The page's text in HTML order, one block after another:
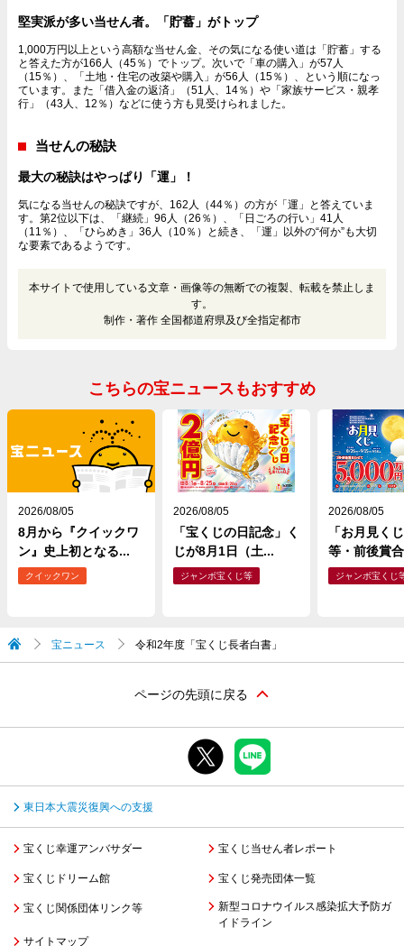
堅実派が多い当せん者。「貯蓄」がトップ
1,000万円以上という高額な当せん金、その気になる使い道は「貯蓄」する
と答えた方が166人（45％）でトップ。次いで「車の購入」が57人
（15％）、「土地・住宅の改築や購入」が56人（15％）、という順になっ
ています。また「借入金の返済」（51人、14％）や「家族サービス・親孝
行」（43人、12％）などに使う方も見受けられました。
当せんの秘訣
最大の秘訣はやっぱり「運」！
気になる当せんの秘訣ですが、162人（44％）の方が「運」と答えていま
す。第2位以下は、「継続」96人（26％）、「日ごろの行い」41人
（11％）、「ひらめき」36人（10％）と続き、「運」以外の“何か”も大切
な要素であるようです。
本サイトで使用している文章・画像等の無断での複製、転載を禁止しま
す。
制作・著作 全国都道府県及び全指定都市
こちらの宝ニュースもおすすめ
2026/08/05
8月から『クイックワ
ン』史上初となる...
クイックワン
2026/08/05
「宝くじの日記念」く
じが8月1日（土...
ジャンボ宝くじ等
2026/08/05
「お月見く
等・前後賞
ジャンボ宝くじ
宝ニュース 令和2年度「宝くじ長者白書」
ページの先頭に戻る
東日本大震災復興への支援
宝くじ幸運アンバサダー 宝くじ当せん者レポート
宝くじドリーム館 宝くじ発売団体一覧
宝くじ関係団体リンク等
新型コロナウイルス感染拡大予防ガ
イドライン
サイトマップ